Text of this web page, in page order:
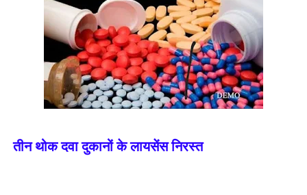
तीन थोक दवा दुकानों के लायसेंस निरस्त